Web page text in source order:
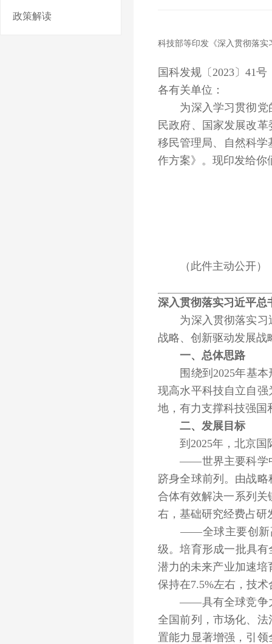
政策解读
科技部等印发《深入贯彻落
国科发规〔2023〕41号
各有关单位：
为深入学习贯彻党的
民政府、国家发展改
移民管理局、自然科
作方案》。现印发给你
（此件主动公开）
深入贯彻落实习近平总
为深入贯彻落实习近
战略、创新驱动发展战
一、总体思路
围绕到2025年基本
现高水平科技自立自
地，有力支撑科技强国
二、发展目标
到2025年，北京国际
——世界主要科学中
跻身全球前列。由战
合体有效解决一系列关
右，基础研究经费占研
——全球主要创新高
级。培育形成一批具
潜力的未来产业加速
保持在7.5%左右，技
——具有全球竞争力
全国前列，市场化、
置能力显著增强，引